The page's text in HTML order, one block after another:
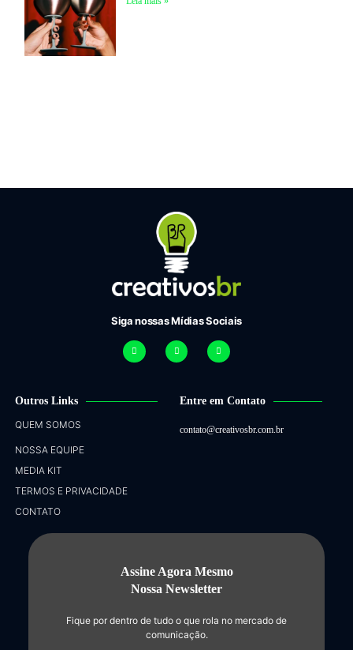
Siga nossas Mídias Sociais
Outros Links
QUEM SOMOS
NOSSA EQUIPE
MEDIA KIT
TERMOS E PRIVACIDADE
CONTATO
Entre em Contato
contato@creativosbr.com.br
Assine Agora Mesmo
Nossa Newsletter
Fique por dentro de tudo o que rola no mercado de
comunicação.